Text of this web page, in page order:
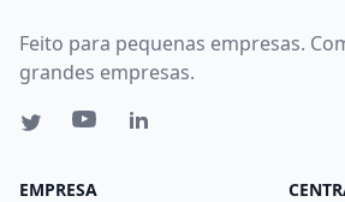
Feito para pequenas empresas.
grandes empresas.
EMPRESA